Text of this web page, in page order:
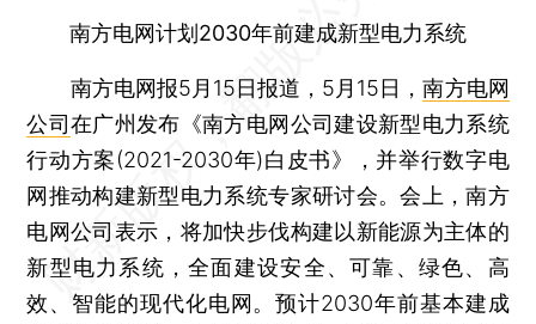
南方电网计划2030年前建成新型电力系统
南方电网报5月15日报道，5月15日，南方电网
公司在广州发布《南方电网公司建设新型电力系统
行动方案(2021-2030年)白皮书》，并举行数字电
网推动构建新型电力系统专家研讨会。会上，南方
电网公司表示，将加快步伐构建以新能源为主体的
新型电力系统，全面建设安全、可靠、绿色、高
效、智能的现代化电网。预计2030年前基本建成